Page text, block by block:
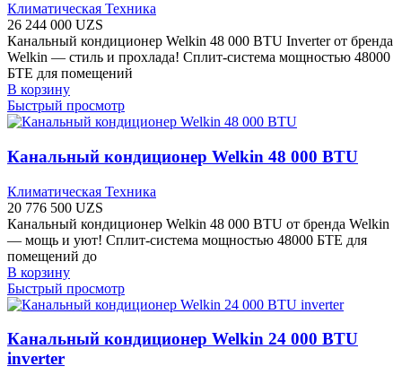
Климатическая Техника
26 244 000 UZS
Канальный кондиционер Welkin 48 000 BTU Inverter от бренда
Welkin — стиль и прохлада! Сплит-система мощностью 48000
БТЕ для помещений
В корзину
Быстрый просмотр
Канальный кондиционер Welkin 48 000 BTU
Климатическая Техника
20 776 500 UZS
Канальный кондиционер Welkin 48 000 BTU от бренда Welkin
— мощь и уют! Сплит-система мощностью 48000 БТЕ для
помещений до
В корзину
Быстрый просмотр
Канальный кондиционер Welkin 24 000 BTU
inverter